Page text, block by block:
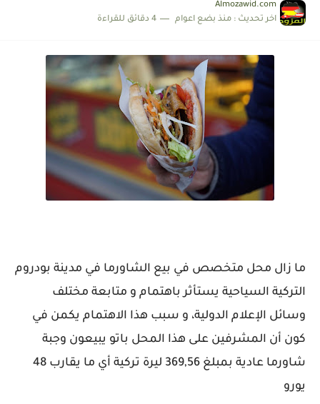
Almozawid.com
اخر تحديث : منذ بضع اعوام 4 دقائق للقراءة
ما زال محل متخصص في بيع الشاورما في مدينة بودروم
التركية السياحية يستأثر باهتمام و متابعة مختلف
وسائل الإعلام الدولية، و سبب هذا الاهتمام يكمن في
كون أن المشرفين على هذا المحل باتو يبيعون وجبة
شاورما عادية بمبلغ 369,56 ليرة تركية أي ما يقارب 48
يورو